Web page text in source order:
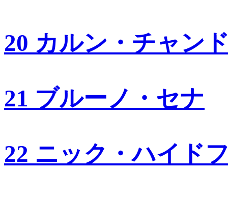
20 カルン・チャン
21 ブルーノ・セナ
22 ニック・ハイド